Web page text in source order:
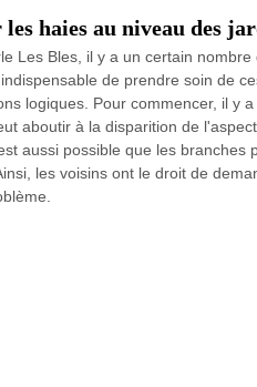
haies au niveau des
Les Bles, il y a un certain
de prendre soin de
logiques. Pour commencer, il y
aboutir à la disparition de
aussi possible que les branches
les voisins ont le droit de